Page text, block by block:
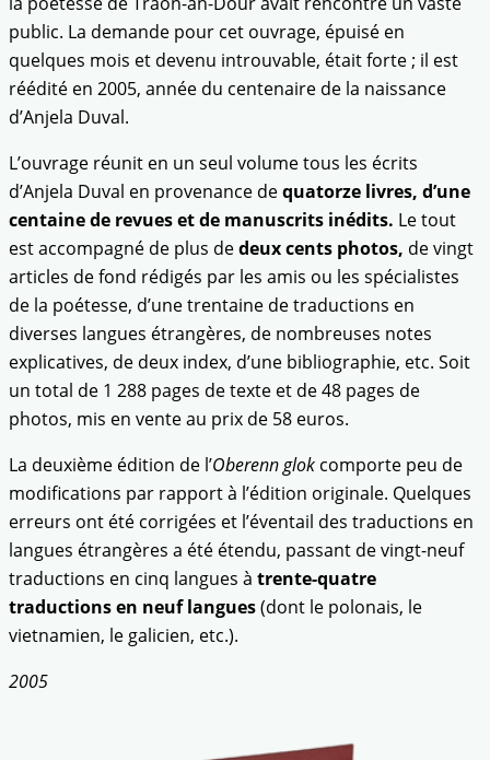
public. La demande pour cet ouvrage, épuisé en
quelques mois et devenu introuvable, était forte ; il est
réédité en 2005, année du centenaire de la naissance
d’Anjela Duval.
L’ouvrage réunit en un seul volume tous les écrits
d’Anjela Duval en provenance dequatorze livres, d’une
centaine de revues et de manuscrits inédits. Le tout
est accompagné de plus dedeux cents photos, de vingt
articles de fond rédigés par les amis ou les spécialistes
de la poétesse, d’une trentaine de traductions en
diverses langues étrangères, de nombreuses notes
explicatives, de deux index, d’une bibliographie, etc. Soit
un total de 1 288 pages de texte et de 48 pages de
photos, mis en vente au prix de 58 euros.
La deuxième édition de l’Oberenn glok comporte peu de
modifications par rapport à l’édition originale. Quelques
erreurs ont été corrigées et l’éventail des traductions en
langues étrangères a été étendu, passant de vingt-neuf
traductions en cinq langues à trente-quatre
traductions en neuf langues(dont le polonais, le
vietnamien, le galicien, etc.).
2005